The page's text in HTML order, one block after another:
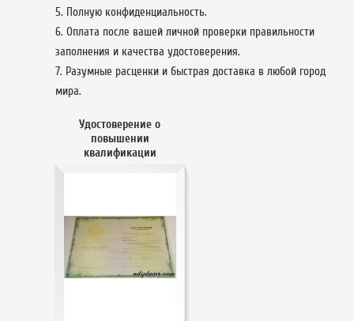
Полную конфиденциальность.
Оплата после вашей личной проверки правильности
заполнения и качества удостоверения.
Разумные расценки и быстрая доставка в любой город
мира.
Удостоверение о
повышении
квалификации